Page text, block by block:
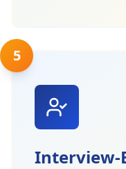
5
Interview-